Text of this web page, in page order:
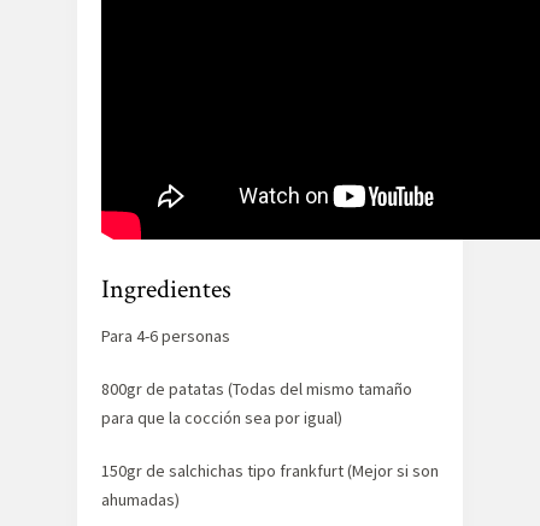
Ingredientes
Para 4-6 personas
800gr de patatas (Todas del mismo tamaño
para que la cocción sea por igual)
150gr de salchichas tipo frankfurt (Mejor si son
ahumadas)